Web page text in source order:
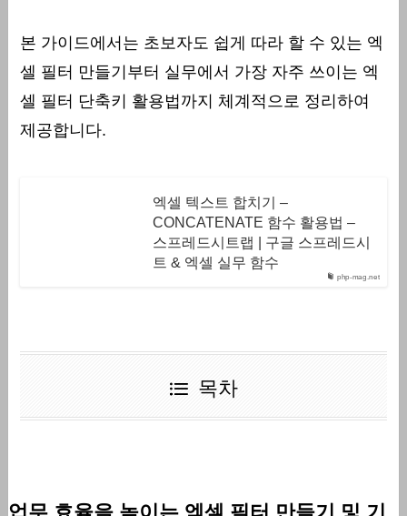
본 가이드에서는 초보자도 쉽게 따라 할 수 있는 엑
셀 필터 만들기부터 실무에서 가장 자주 쓰이는 엑
셀 필터 단축키 활용법까지 체계적으로 정리하여
제공합니다.
php-mag.net
엑셀 텍스트 합치기 –
CONCATENATE 함수 활용법 –
스프레드시트랩 | 구글 스프레드시
트 & 엑셀 실무 함수
목차